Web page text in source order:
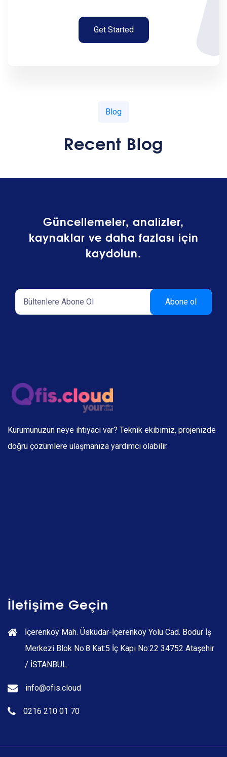
Get Started
Blog
Recent Blog
Güncellemeler, analizler,
kaynaklar ve daha fazlası için
kaydolun.
Kurumunuzun neye ihtiyacı var? Teknik ekibimiz, projenizde
doğru çözümlere ulaşmanıza yardımcı olabilir.
İletişime Geçin
İçerenköy Mah. Üsküdar-İçerenköy Yolu Cad. Bodur İş
Merkezi Blok No:8 Kat:5 İç Kapı No:22 34752 Ataşehir
/ İSTANBUL
info@ofis.cloud
0216 210 01 70